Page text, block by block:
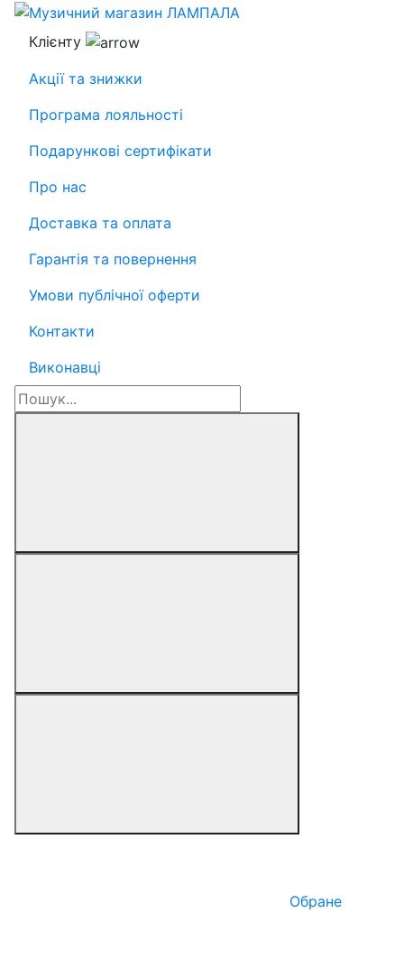
Клієнту
Акції та знижки
Програма лояльності
Подарункові сертифікати
Про нас
Доставка та оплата
Гарантія та повернення
Умови публічної оферти
Контакти
Виконавці
Обране